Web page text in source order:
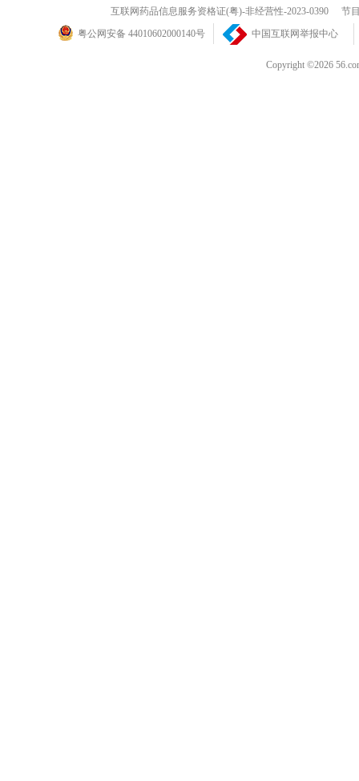
互联网药品信息服务资格证(粤)-非经营性-2023-0390
节
粤公网安备 44010602000140号
中国互联网举报中心
Copyright ©2026